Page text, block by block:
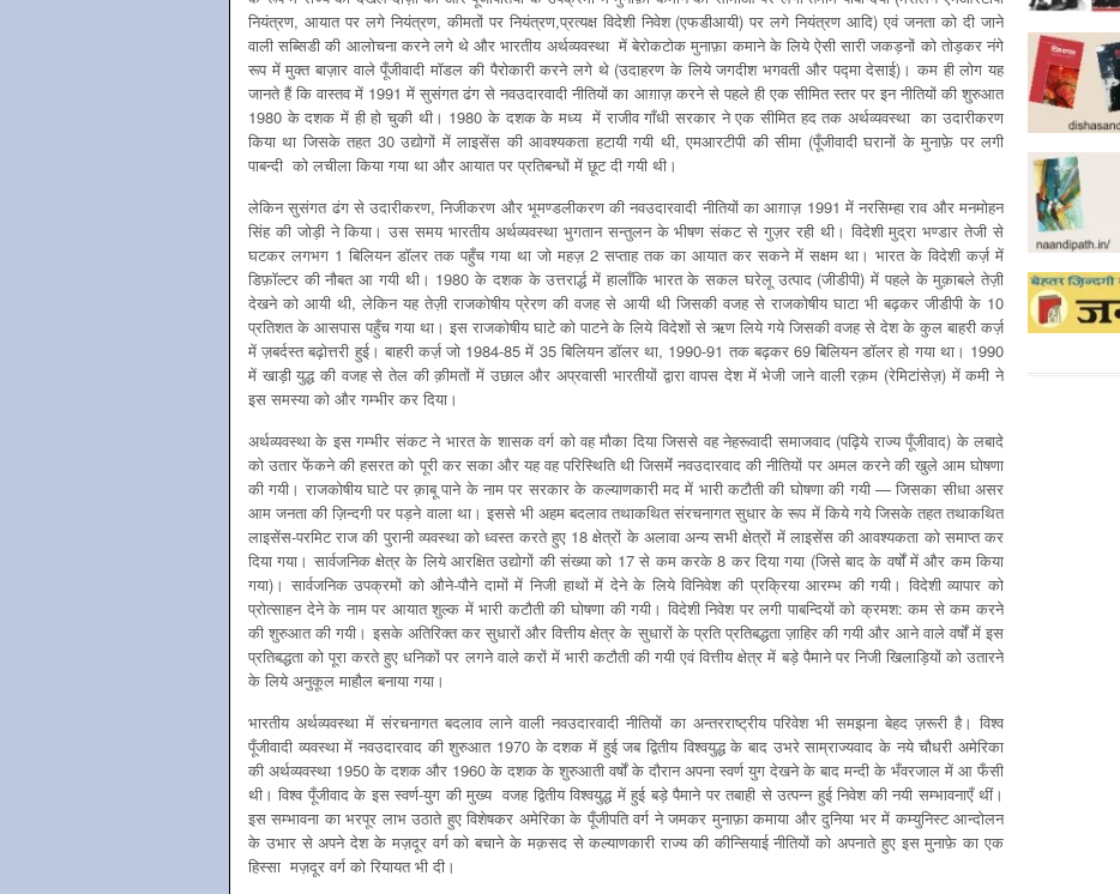
नियंत्रण, आयात पर लगे नियंत्रण, कीमतों पर नियंत्रण,प्रत्यक्ष विदेशी निवेश (एफडीआयी) पर लगे नियंत्रण आदि) एवं जनता को दी जाने
वाली सब्सिडी की आलोचना करने लगे थे और भारतीय अर्थव्यवस्था में बेरोकटोक मुनाफ़ा कमाने के लिये ऐसी सारी जकड़नों को तोड़कर नंगे
रूप में मुक्त बाज़ार वाले पूँजीवादी मॉडल की पैरोकारी करने लगे थे (उदाहरण के लिये जगदीश भगवती और पद्मा देसाई)। कम ही लोग यह
जानते हैं कि वास्तव में 1991 में सुसंगत ढंग से नवउदारवादी नीतियों का आग़ाज़ करने से पहले ही एक सीमित स्तर पर इन नीतियों की शुरुआत
1980 के दशक में ही हो चुकी थी। 1980 के दशक के मध्य में राजीव गाँधी सरकार ने एक सीमित हद तक अर्थव्यवस्था का उदारीकरण
किया था जिसके तहत 30 उद्योगों में लाइसेंस की आवश्यकता हटायी गयी थी, एमआरटीपी की सीमा (पूँजीवादी घरानों के मुनाफ़े पर लगी
पाबन्दी को लचीला किया गया था और आयात पर प्रतिबन्धों में छूट दी गयी थी।
लेकिन सुसंगत ढंग से उदारीकरण, निजीकरण और भूमण्डलीकरण की नवउदारवादी नीतियों का आग़ाज़ 1991 में नरसिम्हा राव और मनमोहन
सिंह की जोड़ी ने किया। उस समय भारतीय अर्थव्यवस्था भुगतान सन्तुलन के भीषण संकट से गुज़र रही थी। विदेशी मुद्रा भण्डार तेजी से
घटकर लगभग 1 बिलियन डॉलर तक पहुँच गया था जो महज़ 2 सप्ताह तक का आयात कर सकने में सक्षम था। भारत के विदेशी कर्ज़ में
डिफ़ॉल्टर की नौबत आ गयी थी। 1980 के दशक के उत्तरार्द्ध में हालाँकि भारत के सकल घरेलू उत्पाद (जीडीपी) में पहले के मुक़ाबले तेज़ी
देखने को आयी थी, लेकिन यह तेज़ी राजकोषीय प्रेरण की वजह से आयी थी जिसकी वजह से राजकोषीय घाटा भी बढ़कर जीडीपी के 10
प्रतिशत के आसपास पहुँच गया था। इस राजकोषीय घाटे को पाटने के लिये विदेशों से ऋण लिये गये जिसकी वजह से देश के कुल बाहरी कर्ज़
में ज़बर्दस्त बढ़ोत्तरी हुई। बाहरी कर्ज़ जो 1984-85 में 35 बिलियन डॉलर था, 1990-91 तक बढ़कर 69 बिलियन डॉलर हो गया था। 1990
में खाड़ी युद्ध की वजह से तेल की क़ीमतों में उछाल और अप्रवासी भारतीयों द्वारा वापस देश में भेजी जाने वाली रक़म (रेमिटांसेज़) में कमी ने
इस समस्या को और गम्भीर कर दिया।
अर्थव्यवस्था के इस गम्भीर संकट ने भारत के शासक वर्ग को वह मौका दिया जिससे वह नेहरूवादी समाजवाद (पढ़िये राज्य पूँजीवाद) के लबादे
को उतार फेंकने की हसरत को पूरी कर सका और यह वह परिस्थिति थी जिसमेंं नवउदारवाद की नीतियों पर अमल करने की खुले आम घोषणा
की गयी। राजकोषीय घाटे पर क़ाबू पाने के नाम पर सरकार के कल्याणकारी मद में भारी कटौती की घोषणा की गयी — जिसका सीधा असर
आम जनता की ज़िन्दगी पर पड़ने वाला था। इससे भी अहम बदलाव तथाकथित संरचनागत सुधार के रूप में किये गये जिसके तहत तथाकथित
लाइसेंस-परमिट राज की पुरानी व्यवस्था को ध्वस्त करते हुए 18 क्षेत्रों के अलावा अन्य सभी क्षेत्रों में लाइसेंस की आवश्यकता को समाप्त कर
दिया गया। सार्वजनिक क्षेत्र के लिये आरक्षित उद्योगों की संख्या को 17 से कम करके 8 कर दिया गया (जिसे बाद के वर्षों में और कम किया
गया)। सार्वजनिक उपक्रमों को औने-पौने दामों में निजी हाथों में देने के लिये विनिवेश की प्रक्रिया आरम्भ की गयी। विदेशी व्यापार को
प्रोत्साहन देने के नाम पर आयात शुल्क में भारी कटौती की घोषणा की गयी। विदेशी निवेश पर लगी पाबन्दियों को क्रमश: कम से कम करने
की शुरुआत की गयी। इसके अतिरिक्त कर सुधारों और वित्तीय क्षेत्र के सुधारों के प्रति प्रतिबद्धता ज़ाहिर की गयी और आने वाले वर्षों में इस
प्रतिबद्धता को पूरा करते हुए धनिकों पर लगने वाले करों में भारी कटौती की गयी एवं वित्तीय क्षेत्र में बड़े पैमाने पर निजी खिलाड़ियों को उतारने
के लिये अनुकूल माहौल बनाया गया।
भारतीय अर्थव्यवस्था में संरचनागत बदलाव लाने वाली नवउदारवादी नीतियों का अन्तरराष्ट्रीय परिवेश भी समझना बेहद ज़रूरी है। विश्व
पूँजीवादी व्यवस्था में नवउदारवाद की शुरुआत 1970 के दशक में हुई जब द्वितीय विश्वयुद्ध के बाद उभरे साम्राज्यवाद के नये चौधरी अमेरिका
की अर्थव्यवस्था 1950 के दशक और 1960 के दशक के शुरुआती वर्षों के दौरान अपना स्वर्ण ‍युग देखने के बाद मन्दी के भँवरजाल में आ फँसी
थी। विश्व पूँजीवाद के इस स्वर्ण-युग की मुख्य वजह द्वितीय विश्वयुद्ध में हुई बड़े पैमाने पर तबाही से उत्पन्न हुई निवेश की नयी सम्भावनाएँ थीं।
इस सम्भावना का भरपूर लाभ उठाते हुए विशेषकर अमेरिका के पूँजीपति वर्ग ने जमकर मुनाफ़ा कमाया और दुनिया भर में कम्युनिस्ट आन्दोलन
के उभार से अपने देश के मज़दूर वर्ग को बचाने के मक़सद से कल्याणकारी राज्य की कीन्सियाई नीतियों को अपनाते हुए इस मुनाफ़े का एक
हिस्सा मज़दूर वर्ग को रियायत भी दी।